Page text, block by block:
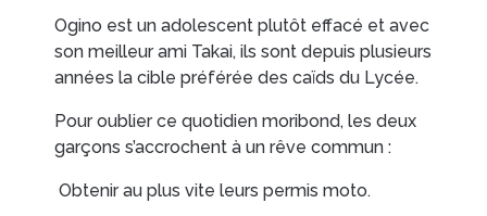
Ogino est un adolescent plutôt effacé et avec
son meilleur ami Takai, ils sont depuis plusieurs
années la cible préférée des caïds du Lycée.
Pour oublier ce quotidien moribond, les deux
garçons s’accrochent à un rêve commun :
Obtenir au plus vite leurs permis moto.